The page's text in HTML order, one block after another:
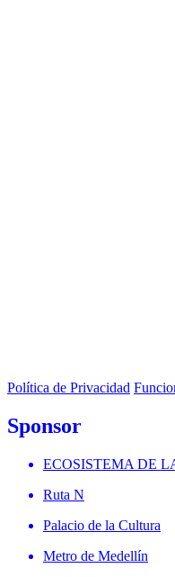
Política de Privacidad
Sponsor
ECOSISTEMA DE
Ruta N
Palacio de la Cultura
Metro de Medellín